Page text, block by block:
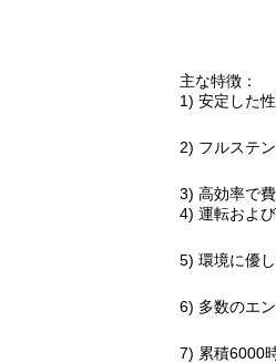
主な特徴：
1) 安定した
2) フルステ
3) 高効率で
4) 運転およ
5) 環境に優
6) 多数のエ
7) 累積6000